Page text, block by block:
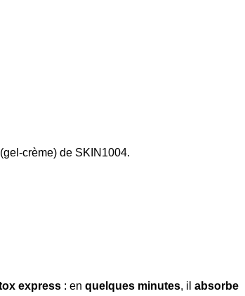
(gel-crème) de SKIN1004.
express : en quelques minutes, il absorbe